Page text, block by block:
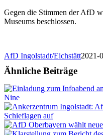
Gegen die Stimmen der AfD
Museums beschlossen.
AfD Ingolstadt/Eichstätt2021-
Ähnliche Beiträge